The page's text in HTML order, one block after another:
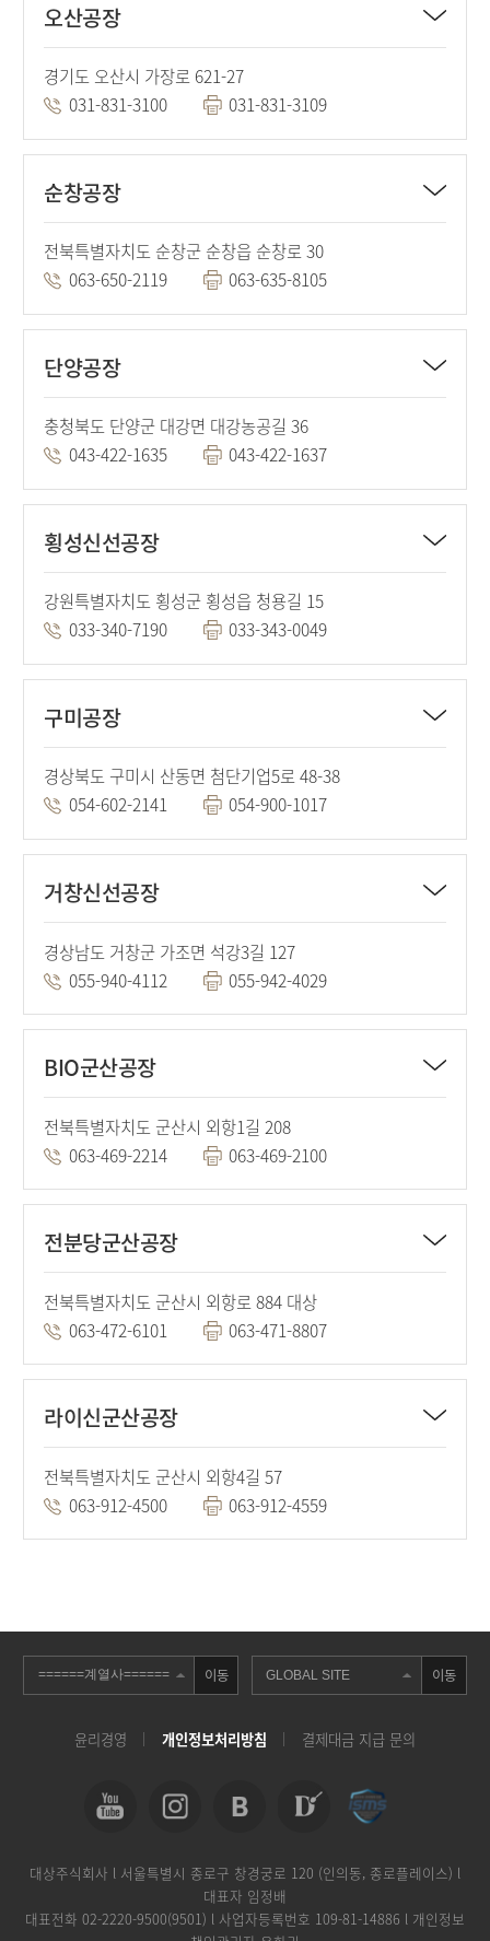
오산공장
경기도 오산시 가장로 621-27
031-831-3100
031-831-3109
순창공장
전북특별자치도 순창군 순창읍 순창로 30
063-650-2119
063-635-8105
단양공장
충청북도 단양군 대강면 대강농공길 36
043-422-1635
043-422-1637
횡성신선공장
강원특별자치도 횡성군 횡성읍 청용길 15
033-340-7190
033-343-0049
구미공장
경상북도 구미시 산동면 첨단기업5로 48-38
054-602-2141
054-900-1017
거창신선공장
경상남도 거창군 가조면 석강3길 127
055-940-4112
055-942-4029
BIO군산공장
전북특별자치도 군산시 외항1길 208
063-469-2214
063-469-2100
전분당군산공장
전북특별자치도 군산시 외항로 884 대상
063-472-6101
063-471-8807
라이신군산공장
전북특별자치도 군산시 외항4길 57
063-912-4500
063-912-4559
이동 이동
윤리경영 개인정보처리방침 결제대금 지급 문의
대상주식회사 l 서울특별시 종로구 창경궁로 120 (인의동, 종로플레이스) l
대표자 임정배
대표전화 02-2220-9500(9501) l 사업자등록번호 109-81-14886 l 개인정보